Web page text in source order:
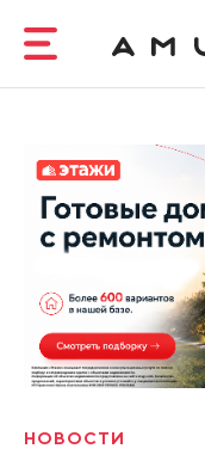
НОВОСТИ